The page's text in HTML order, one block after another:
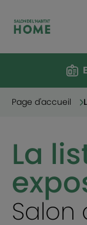
Page d'accueil
La
Salon